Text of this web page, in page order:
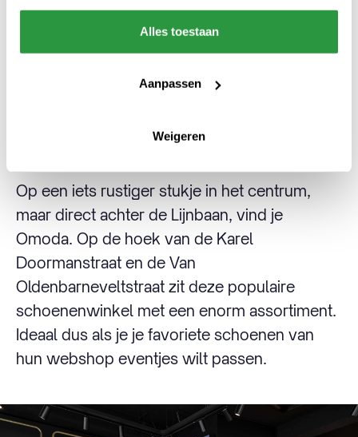
Alles toestaan
Aanpassen
Weigeren
schoenenwinkel namelijk de meest toffe en
exclusieve sneakers. Zo exclusief, dat er bij
sommige exemplaren een meters lange rij
voor de deur staat met gretige sneaker fans.
Op een iets rustiger stukje in het centrum,
maar direct achter de Lijnbaan, vind je
Omoda. Op de hoek van de Karel
Doormanstraat en de Van
Oldenbarneveltstraat zit deze populaire
schoenenwinkel met een enorm assortiment.
Ideaal dus als je je favoriete schoenen van
hun webshop eventjes wilt passen.